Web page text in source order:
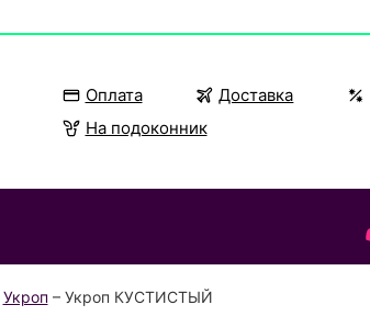
Оплата Доставка
На подоконник
Укроп – Укроп КУСТИСТЫЙ